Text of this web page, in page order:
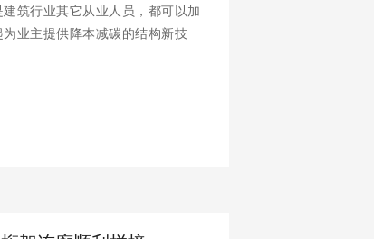
筑行业其它从业人员，都可以加
业主提供降本减碳的结构新技